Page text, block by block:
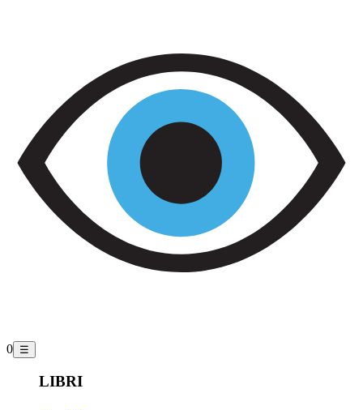
0 ☰
LIBRI